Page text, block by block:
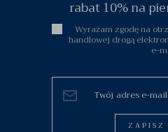
rabat 10% na
Wyrażam zgodę na
handlowej drogą
e-
ZAPISZ